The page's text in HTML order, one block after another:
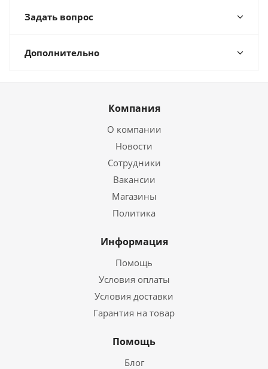
Задать вопрос
Дополнительно
Компания
О компании
Новости
Сотрудники
Вакансии
Магазины
Политика
Информация
Помощь
Условия оплаты
Условия доставки
Гарантия на товар
Помощь
Блог